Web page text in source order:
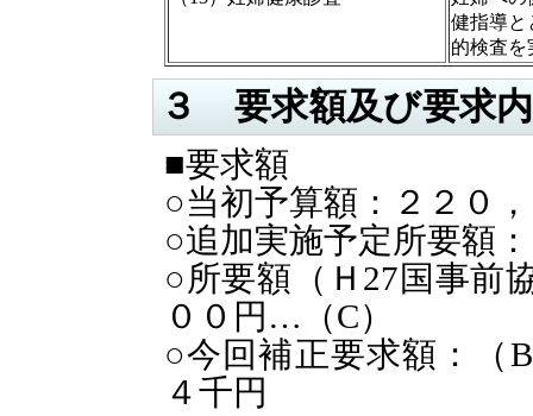
健指導と
的検査を
３ 要求額及び要求
■要求額
○当初予算額：２２０
○追加実施予定所要額
○所要額（Ｈ27国事前
００円…（C）
○今回補正要求額：
４千円